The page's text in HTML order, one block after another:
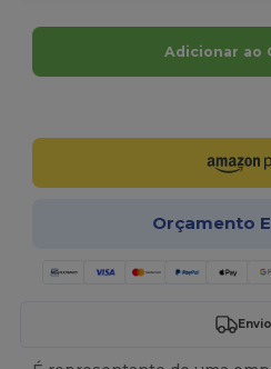
Adicionar ao
Orçamento